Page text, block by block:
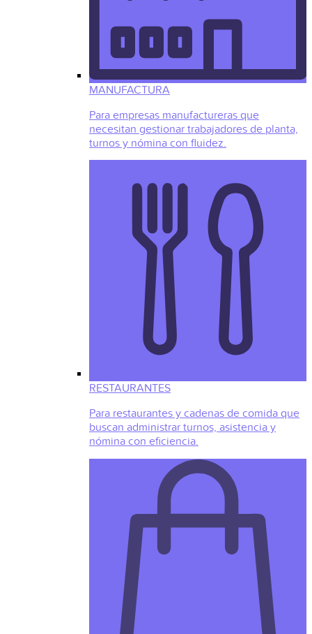
MANUFACTURA
Para empresas manufactureras que
necesitan gestionar trabajadores de planta,
turnos y nómina con fluidez.
RESTAURANTES
Para restaurantes y cadenas de comida que
buscan administrar turnos, asistencia y
nómina con eficiencia.